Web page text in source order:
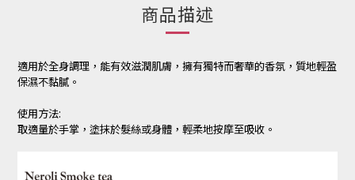
商品描述
適用於全身調理，能有效滋潤肌膚，擁有獨特而奢華的香氛，質地輕盈
保濕不黏膩。
使用方法:
取適量於手掌，塗抹於髮絲或身體，輕柔地按摩至吸收。